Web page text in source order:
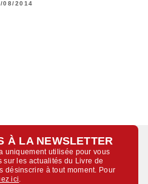
08/2014
À LA NEWSLETTER
uniquement utilisée pour vous
sur les actualités du Livre de
désinscrire à tout moment. Pour
ici